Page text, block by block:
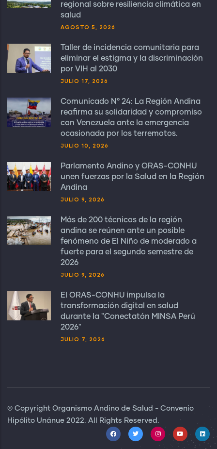
regional sobre resiliencia climática en
salud
AGOSTO 5, 2026
Taller de incidencia comunitaria para
eliminar el estigma y la discriminación
por VIH al 2030
JULIO 17, 2026
Comunicado N° 24: La Región Andina
reafirma su solidaridad y compromiso
con Venezuela ante la emergencia
ocasionada por los terremotos.
JULIO 10, 2026
Parlamento Andino y ORAS-CONHU
unen fuerzas por la Salud en la Región
Andina
JULIO 9, 2026
Más de 200 técnicos de la región
andina se reúnen ante un posible
fenómeno de El Niño de moderado a
fuerte para el segundo semestre de
2026
JULIO 9, 2026
El ORAS-CONHU impulsa la
transformación digital en salud
durante la "Conectatón MINSA Perú
2026"
JULIO 7, 2026
© Copyright Organismo Andino de Salud - Convenio
Hipólito Unánue 2022. All Rights Reserved.